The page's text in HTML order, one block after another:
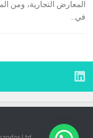
المعارض التجارية، ومن
في...